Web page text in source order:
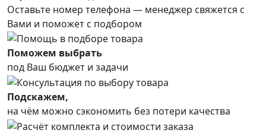
Оставьте номер телефона — менеджер свяжется с
Вами и поможет с подбором
Поможем выбрать
под Ваш бюджет и задачи
Подскажем,
на чём можно сэкономить без потери качества